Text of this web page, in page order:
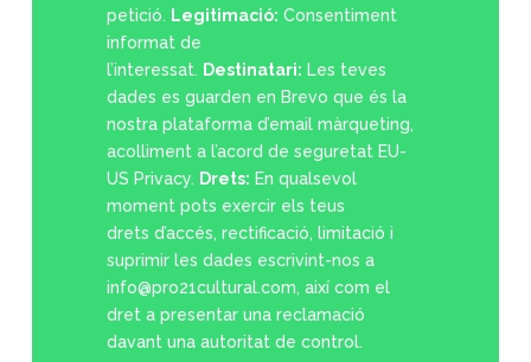
petició. Legitimació: Consentiment
informat de
l’interessat. Destinatari: Les teves
dades es guarden en Brevo que és la
nostra plataforma d’email màrqueting,
acolliment a l’acord de seguretat EU-
US Privacy. Drets: En qualsevol
moment pots exercir els teus
drets d’accés, rectificació, limitació i
suprimir les dades escrivint-nos a
info@pro21cultural.com, així com el
dret a presentar una reclamació
davant una autoritat de control.